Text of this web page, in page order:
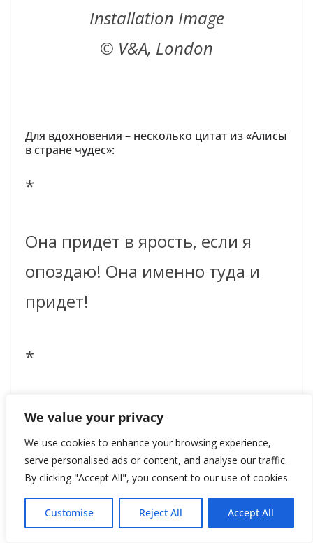
We value your privacy
We use cookies to enhance your browsing experience,
serve personalised ads or content, and analyse our traffic.
By clicking "Accept All", you consent to our use of cookies.
Customise Reject All Accept All
Installation Image
© V&A, London
Для вдохновения – несколько цитат из «Алисы
в стране чудес»:
*
Она придет в ярость, если я
опоздаю! Она именно туда и
придет!
*
Нужно бежать со всех ног,
чтобы только оставаться на
месте, а чтобы куда-то попасть,
надо бежать как минимум
вдвое быстрее.